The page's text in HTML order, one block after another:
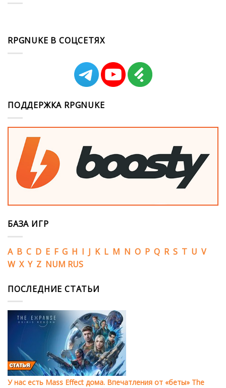
RPGNUKE В СОЦСЕТЯХ
ПОДДЕРЖКА RPGNUKE
БАЗА ИГР
A B C D E F G H I J K L M N O P Q R S T U V
W X Y Z NUM RUS
ПОСЛЕДНИЕ СТАТЬИ
У нас есть Mass Effect дома. Впечатления от «беты» The